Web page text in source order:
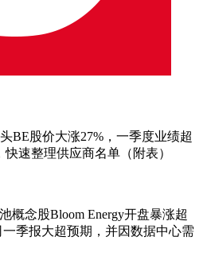
BE股价大涨27%，一季度业绩超
速整理供应商名单（附表）
概念股Bloom Energy开盘暴涨超
季报大超预期，并因数据中心需